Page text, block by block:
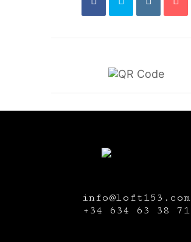
info@loft153.com
+34 634 63 38 71